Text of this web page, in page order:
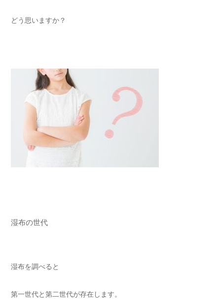
どう思いますか？
湿布の世代
湿布を調べると
第一世代と第二世代が存在します。